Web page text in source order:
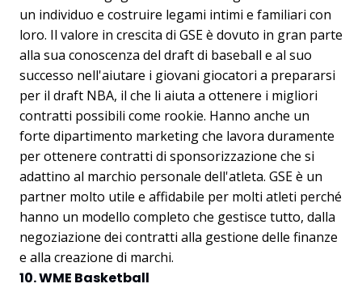
un individuo e costruire legami intimi e familiari con
loro. Il valore in crescita di GSE è dovuto in gran parte
alla sua conoscenza del draft di baseball e al suo
successo nell'aiutare i giovani giocatori a prepararsi
per il draft NBA, il che li aiuta a ottenere i migliori
contratti possibili come rookie. Hanno anche un
forte dipartimento marketing che lavora duramente
per ottenere contratti di sponsorizzazione che si
adattino al marchio personale dell'atleta. GSE è un
partner molto utile e affidabile per molti atleti perché
hanno un modello completo che gestisce tutto, dalla
negoziazione dei contratti alla gestione delle finanze
e alla creazione di marchi.
10. WME Basketball